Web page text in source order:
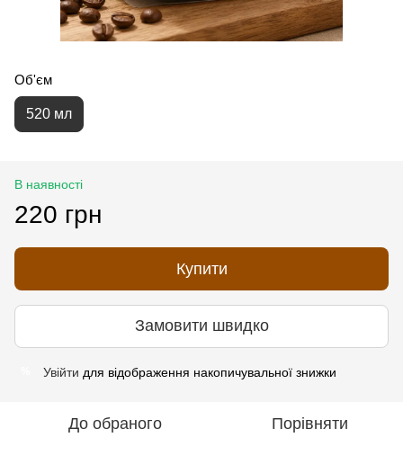
Об'єм
520 мл
В наявності
220 грн
Купити
Замовити швидко
Увійти для відображення накопичувальної знижки
До обраного Порівняти